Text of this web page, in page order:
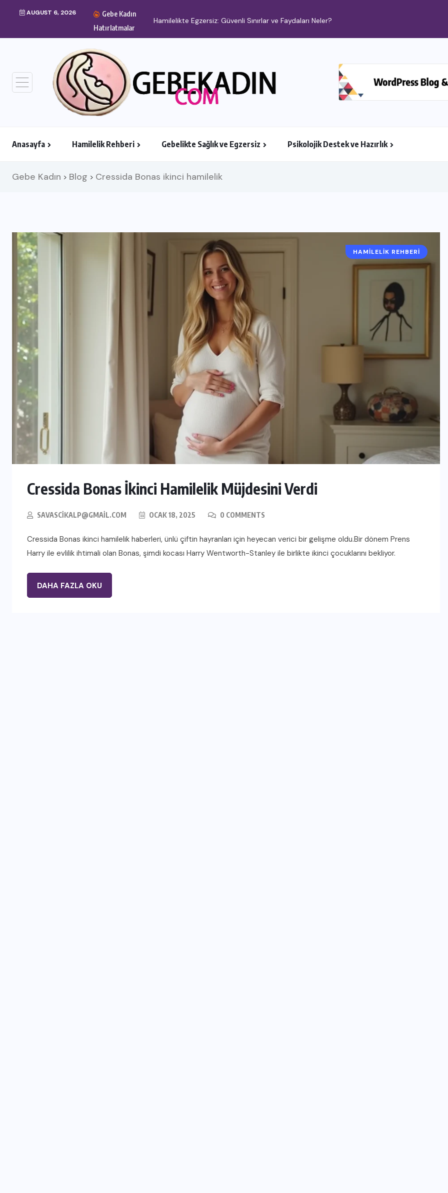
AUGUST 6, 2026
Gebe Kadın
Hatırlatmalar
Anasayfa Hamilelik Rehberi Gebelikte Sağlık ve Egzersiz Psikolojik Destek ve Hazırlık
Gebe Kadın > Blog > Cressida Bonas ikinci hamilelik
HAMILELIK REHBERI
Cressida Bonas İkinci Hamilelik Müjdesini Verdi
SAVASCIKALP@GMAIL.COM OCAK 18, 2025 0 COMMENTS
Cressida Bonas ikinci hamilelik haberleri, ünlü çiftin hayranları için heyecan verici bir gelişme oldu.Bir dönem Prens
Harry ile evlilik ihtimali olan Bonas, şimdi kocası Harry Wentworth-Stanley ile birlikte ikinci çocuklarını bekliyor.
DAHA FAZLA OKU